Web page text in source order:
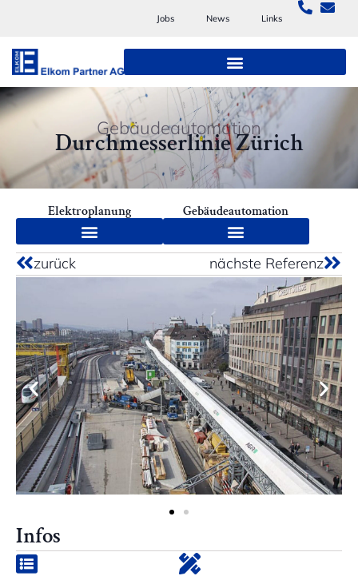
Jobs News Links
Gebäudeautomation
Durchmesserlinie Zürich
Elektroplanung Gebäudeautomation
zurück nächste Referenz
Infos